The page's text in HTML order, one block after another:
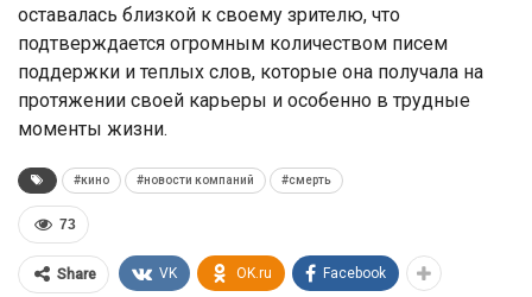
оставалась близкой к своему зрителю, что
подтверждается огромным количеством писем
поддержки и теплых слов, которые она получала на
протяжении своей карьеры и особенно в трудные
моменты жизни​.
#кино #новости компаний #смерть
73
Share VK OK.ru Facebook